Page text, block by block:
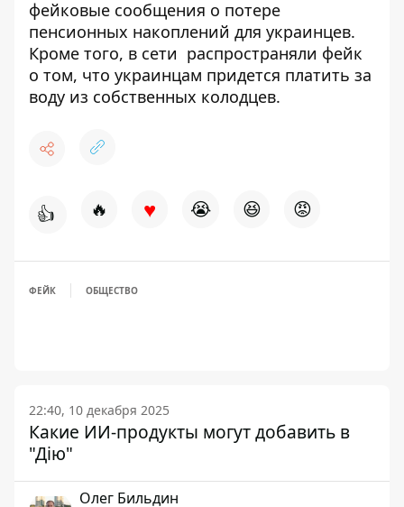
фейковые сообщения о потере
пенсионных накоплений для украинцев.
Кроме того, в сети распространяли фейк
о том, что украинцам придется платить за
воду из собственных колодцев.
👍 🔥 ♥ 😭 😆 😡
ФЕЙК ОБЩЕСТВО
22:40, 10 декабря 2025
Какие ИИ-продукты могут добавить в
"Дію"
Олег Бильдин